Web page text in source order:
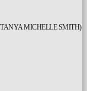
MICHELLE SMITH)